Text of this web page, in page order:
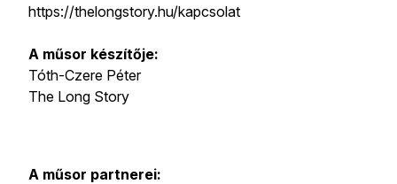
https://thelongstory.hu/kapcsolat
A műsor készítője:
Tóth-Czere Péter
The Long Story
A műsor partnerei: